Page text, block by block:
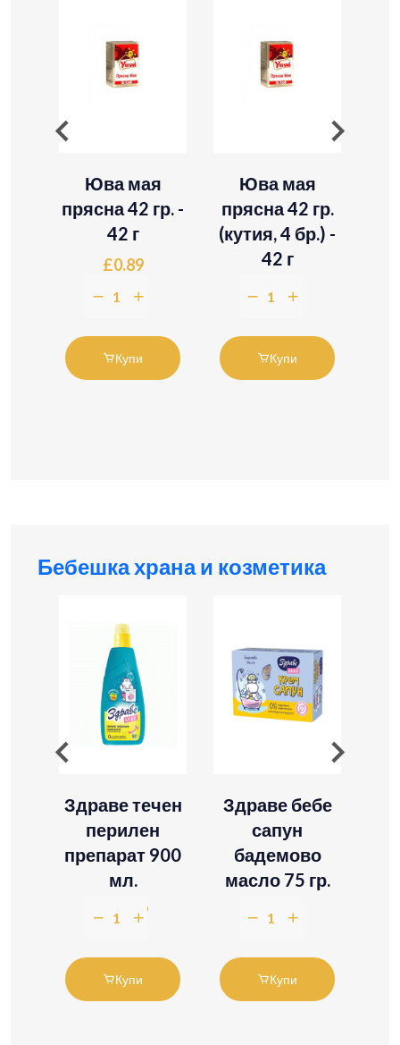
Юва мая
прясна 42 гр. -
42 г
£0.89
Купи
Юва мая
прясна 42 гр.
(кутия, 4 бр.) -
42 г
£3.46
Купи
Бебешка храна и козметика
Здраве течен
перилен
препарат 900
мл.
£11.99
Купи
Здраве бебе
сапун
бадемово
масло 75 гр.
£1.99
Купи